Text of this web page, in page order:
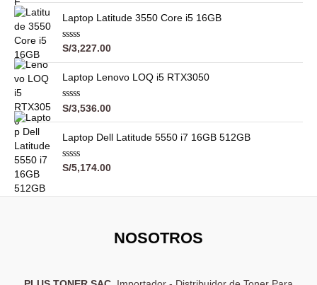
n
0
d
e
5
o
a
d
o
c
n
0
d
e
Laptop Latitude 3550 Core i5 16GB
V
l
o
a
d
o
c
n
0
d
e
S/3,227.00
Laptop Lenovo LOQ i5 RTX3050
V
o
a
d
o
S/3,536.00
Laptop Dell Latitude 5550 i7 16GB 512GB
V
o
d
S/5,174.00
NOSOTROS